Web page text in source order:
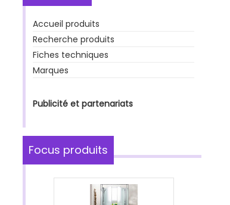
Accueil produits
Recherche produits
Fiches techniques
Marques
Publicité et partenariats
Focus produits